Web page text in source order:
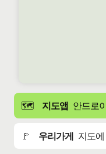
🗺️ 지도앱 안드로
🚩 우리가게 지도